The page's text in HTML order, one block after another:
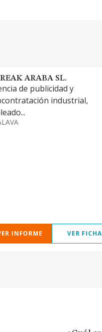
ARABA SL.
de publicidad y
industrial,
INFORME VER FICHA